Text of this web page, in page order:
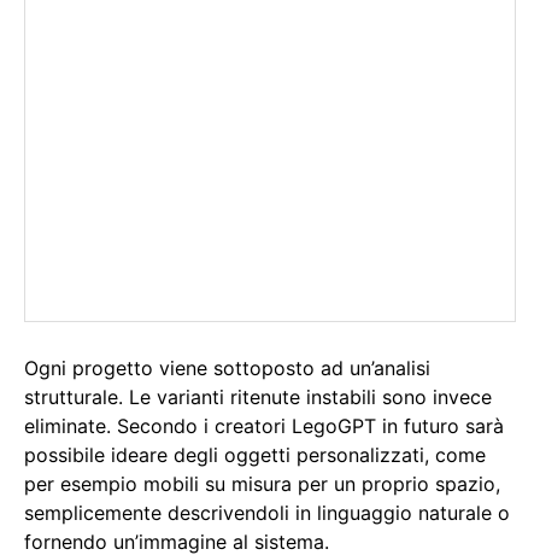
Ogni progetto viene sottoposto ad un’analisi
strutturale. Le varianti ritenute instabili sono invece
eliminate. Secondo i creatori LegoGPT in futuro sarà
possibile ideare degli oggetti personalizzati, come
per esempio mobili su misura per un proprio spazio,
semplicemente descrivendoli in linguaggio naturale o
fornendo un’immagine al sistema.